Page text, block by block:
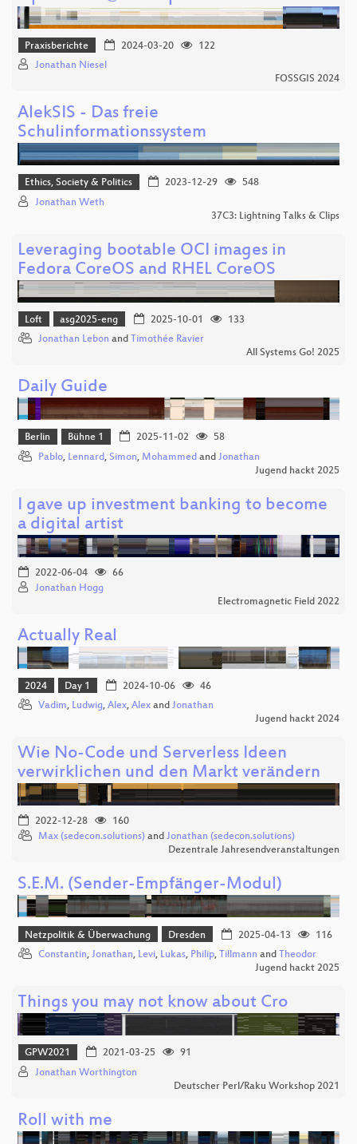
Praxisberichte 2024-03-20
122
Jonathan Niesel
FOSSGIS 2024
AlekSIS - Das freie
Schulinformationssystem
Ethics, Society & Politics 2023-12-29
548
Jonathan Weth
37C3: Lightning Talks & Clips
Leveraging bootable OCI images in
Fedora CoreOS and RHEL CoreOS
Loft asg2025-eng 2025-10-01
133
Jonathan Lebon and Timothée Ravier
All Systems Go! 2025
Daily Guide
Berlin Bühne 1 2025-11-02
58
Pablo, Lennard, Simon, Mohammed and Jonathan
Jugend hackt 2025
I gave up investment banking to become
a digital artist
2022-06-04
66
Jonathan Hogg
Electromagnetic Field 2022
Actually Real
2024 Day 1 2024-10-06
46
Vadim, Ludwig, Alex, Alex and Jonathan
Jugend hackt 2024
Wie No-Code und Serverless Ideen
verwirklichen und den Markt verändern
2022-12-28
160
Max (sedecon.solutions) and Jonathan (sedecon.solutions)
Dezentrale Jahresendveranstaltungen
S.E.M. (Sender-Empfänger-Modul)
Netzpolitik & Überwachung Dresden 2025-04-13
116
Constantin, Jonathan, Levi, Lukas, Philip, Tillmann and Theodor
Jugend hackt 2025
Things you may not know about Cro
GPW2021 2021-03-25
91
Jonathan Worthington
Deutscher Perl/Raku Workshop 2021
Roll with me